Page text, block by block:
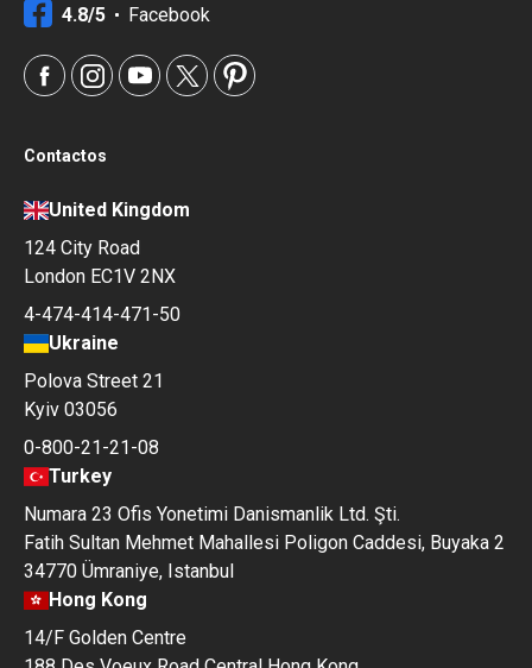
4.8/5 Facebook
Contactos
United Kingdom
124 City Road
London EC1V 2NX
4-474-414-471-50
Ukraine
Polova Street 21
Kyiv 03056
0-800-21-21-08
Turkey
Numara 23 Ofis Yonetimi Danismanlik Ltd. Şti.
Fatih Sultan Mehmet Mahallesi Poligon Caddesi, Buyaka 2
34770 Ümraniye, Istanbul
Hong Kong
14/F Golden Centre